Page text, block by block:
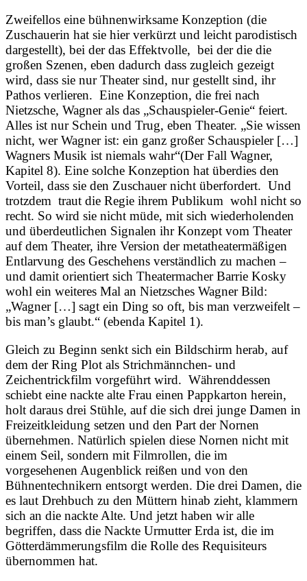
Zweifellos eine bühnenwirksame Konzeption (die
Zuschauerin hat sie hier verkürzt und leicht parodistisch
dargestellt), bei der das Effektvolle, bei der die die
großen Szenen, eben dadurch dass zugleich gezeigt
wird, dass sie nur Theater sind, nur gestellt sind, ihr
Pathos verlieren. Eine Konzeption, die frei nach
Nietzsche, Wagner als das „Schauspieler-Genie“ feiert.
Alles ist nur Schein und Trug, eben Theater. „Sie wissen
nicht, wer Wagner ist: ein ganz großer Schauspieler […]
Wagners Musik ist niemals wahr“(Der Fall Wagner,
Kapitel 8). Eine solche Konzeption hat überdies den
Vorteil, dass sie den Zuschauer nicht überfordert. Und
trotzdem traut die Regie ihrem Publikum wohl nicht so
recht. So wird sie nicht müde, mit sich wiederholenden
und überdeutlichen Signalen ihr Konzept vom Theater
auf dem Theater, ihre Version der metatheatermäßigen
Entlarvung des Geschehens verständlich zu machen –
und damit orientiert sich Theatermacher Barrie Kosky
wohl ein weiteres Mal an Nietzsches Wagner Bild:
„Wagner […] sagt ein Ding so oft, bis man verzweifelt –
bis man’s glaubt.“ (ebenda Kapitel 1).
Gleich zu Beginn senkt sich ein Bildschirm herab, auf
dem der Ring Plot als Strichmännchen- und
Zeichentrickfilm vorgeführt wird. Währenddessen
schiebt eine nackte alte Frau einen Pappkarton herein,
holt daraus drei Stühle, auf die sich drei junge Damen in
Freizeitkleidung setzen und den Part der Nornen
übernehmen. Natürlich spielen diese Nornen nicht mit
einem Seil, sondern mit Filmrollen, die im
vorgesehenen Augenblick reißen und von den
Bühnentechnikern entsorgt werden. Die drei Damen, die
es laut Drehbuch zu den Müttern hinab zieht, klammern
sich an die nackte Alte. Und jetzt haben wir alle
begriffen, dass die Nackte Urmutter Erda ist, die im
Götterdämmerungsfilm die Rolle des Requisiteurs
übernommen hat.